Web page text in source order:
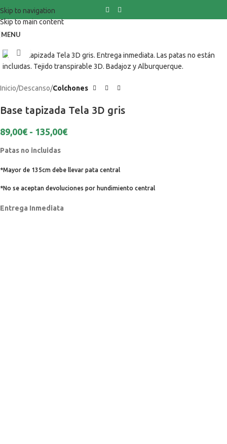
Skip to navigation
Skip to main content
MENU
Click to enlarge
Inicio Descanso Colchones
Base tapizada Tela 3D gris
89,00€ - 135,00€
Patas no incluidas
*Mayor de 135cm debe llevar pata central
*No se aceptan devoluciones por hundimiento central
Entrega Inmediata